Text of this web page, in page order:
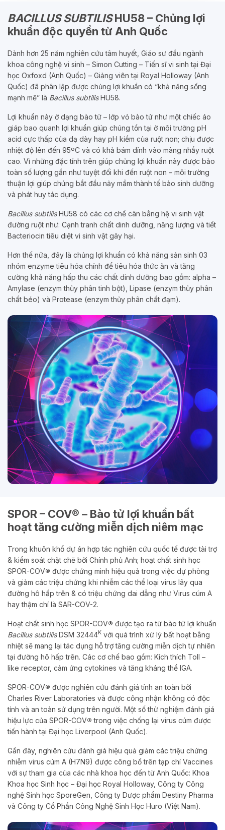
BACILLUS SUBTILISHU58 – Chủng lợi
khuẩn độc quyền từ Anh Quốc
Dành hơn 25 năm nghiên cứu tâm huyết, Giáo sư đầu ngành
khoa công nghệ vi sinh – Simon Cutting – Tiến sĩ vi sinh tại Đại
học Oxfoxd (Anh Quốc) – Giảng viên tại Royal Holloway (Anh
Quốc) đã phân lập được chủng lợi khuẩn có “khả năng sống
mạnh mẽ” là Bacillus subtilisHU58.
Lợi khuẩn này ở dạng bào tử – lớp vỏ bào tử như một chiếc áo
giáp bao quanh lợi khuẩn giúp chúng tồn tại ở môi trường pH
acid cực thấp của dạ dày hay pH kiềm của ruột non; chịu được
nhiệt độ lên đến 95ºC và có khả bám dính vào màng nhầy ruột
cao. Vì những đặc tính trên giúp chủng lợi khuẩn này được bảo
toàn số lượng gần như tuyệt đối khi đến ruột non – môi trường
thuận lợi giúp chúng bắt đầu nảy mầm thành tế bào sinh dưỡng
và phát huy tác dụng.
Bacillus subtilisHU58 có các cơ chế cân bằng hệ vi sinh vật
đường ruột như: Cạnh tranh chất dinh dưỡng, năng lượng và tiết
Bacteriocin tiêu diệt vi sinh vật gây hại.
Hơn thế nữa, đây là chủng lợi khuẩn có khả năng sản sinh 03
nhóm enzyme tiêu hóa chính để tiêu hóa thức ăn và tăng
cường khả năng hấp thu các chất dinh dưỡng bao gồm: alpha –
Amylase (enzym thủy phân tinh bột), Lipase (enzym thủy phân
chất béo) và Protease (enzym thủy phân chất đạm).
SPOR – COV® – Bào tử lợi khuẩn bất
hoạt tăng cường miễn dịch niêm mạc
Trong khuôn khổ dự án hợp tác nghiên cứu quốc tế được tài trợ
& kiểm soát chặt chẽ bởi Chính phủ Anh; hoạt chất sinh học
SPOR-COV® được chứng minh hiệu quả trong việc dự phòng
và giảm các triệu chứng khi nhiễm các thể loại virus lây qua
đường hô hấp trên & có triệu chứng dai dẳng như Virus cúm A
hay thậm chí là SAR-COV-2.
Hoạt chất sinh học SPOR-COV® được tạo ra từ bào tử lợi khuẩn
Bacillus subtilisDSM 32444K với quá trình xử lý bất hoạt bằng
nhiệt sẽ mang lại tác dụng hỗ trợ tăng cường miễn dịch tự nhiên
tại đường hô hấp trên. Các cơ chế bao gồm: Kích thích Toll –
like receptor, cảm ứng cytokines và tăng kháng thể IGA.
SPOR-COV® được nghiên cứu đánh giá tính an toàn bởi
Charles River Laboratories và được công nhận không có độc
tính và an toàn sử dụng trên người. Một số thử nghiệm đánh giá
hiệu lực của SPOR-COV® trong việc chống lại virus cúm được
tiến hành tại Đại học Liverpool (Anh Quốc).
Gần đây, nghiên cứu đánh giá hiệu quả giảm các triệu chứng
nhiễm virus cúm A (H7N9) được công bố trên tạp chí Vaccines
với sự tham gia của các nhà khoa học đến từ Anh Quốc: Khoa
Khoa học Sinh học – Đại học Royal Holloway, Công ty Công
nghệ Sinh học SporeGen, Công ty Dược phẩm Destiny Pharma
và Công ty Cổ Phần Công Nghệ Sinh Học Huro (Việt Nam).